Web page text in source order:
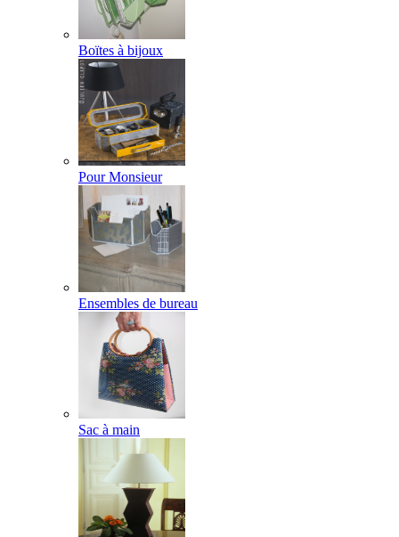
Boïtes à bijoux
Pour Monsieur
Ensembles de bureau
Sac à main